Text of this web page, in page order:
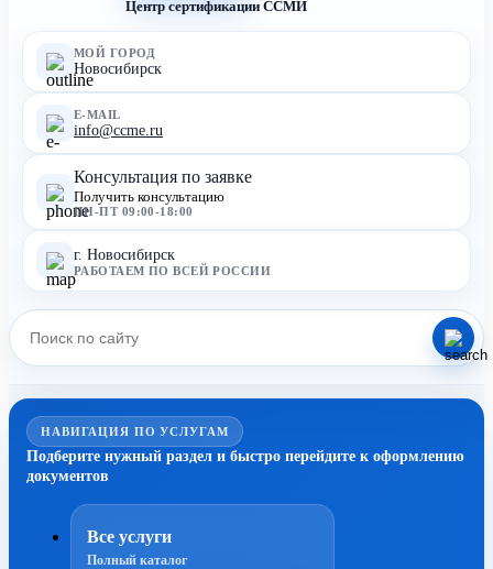
Центр сертификации ССМИ
МОЙ ГОРОД
Новосибирск
E-MAIL
info@ccme.ru
Консультация по заявке
Получить консультацию
ПН-ПТ 09:00-18:00
г. Новосибирск
РАБОТАЕМ ПО ВСЕЙ РОССИИ
НАВИГАЦИЯ ПО УСЛУГАМ
Подберите нужный раздел и быстро перейдите к оформлению
документов
Все услуги
Полный каталог